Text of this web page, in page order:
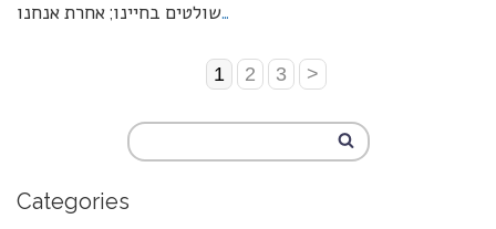
שולטים בחיינו; אחרת אנחנו…
1 2 3 >
Categories